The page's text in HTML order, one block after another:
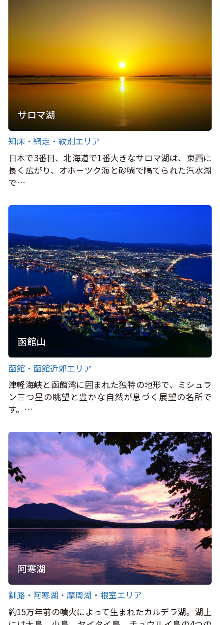
サロマ湖
知床・網走・紋別エリア
日本で3番目、北海道で1番大きなサロマ湖は、東西に
長く広がり、オホーツク海と砂嘴で隔てられた汽水湖
で…
函館山
函館・函館近郊エリア
津軽海峡と函館湾に囲まれた独特の地形で、ミシュラ
ン三つ星の眺望と豊かな自然が息づく展望の名所で
す。…
阿寒湖
釧路・阿寒湖・摩周湖・根室エリア
約15万年前の噴火によって生まれたカルデラ湖。湖上